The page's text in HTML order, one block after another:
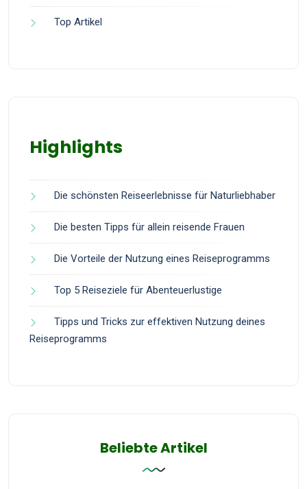
Top Artikel
Highlights
Die schönsten Reiseerlebnisse für Naturliebhaber
Die besten Tipps für allein reisende Frauen
Die Vorteile der Nutzung eines Reiseprogramms
Top 5 Reiseziele für Abenteuerlustige
Tipps und Tricks zur effektiven Nutzung deines
Reiseprogramms
Beliebte Artikel